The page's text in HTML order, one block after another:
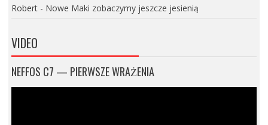
Robert- Nowe Maki zobaczymy jeszcze jesienią
VIDEO
NEFFOS C7 — PIERWSZE WRAŻENIA